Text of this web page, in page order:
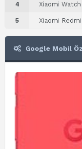
4 Xiaomi
5 Xiaomi
Google Mobil